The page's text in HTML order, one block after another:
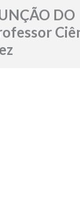
DO